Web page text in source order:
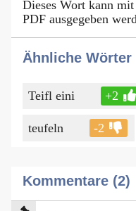
Dieses Wort kann
PDF ausgegeben
Ähnliche Wörter
Teifl eini +2
teufeln -2
Kommentare (2)